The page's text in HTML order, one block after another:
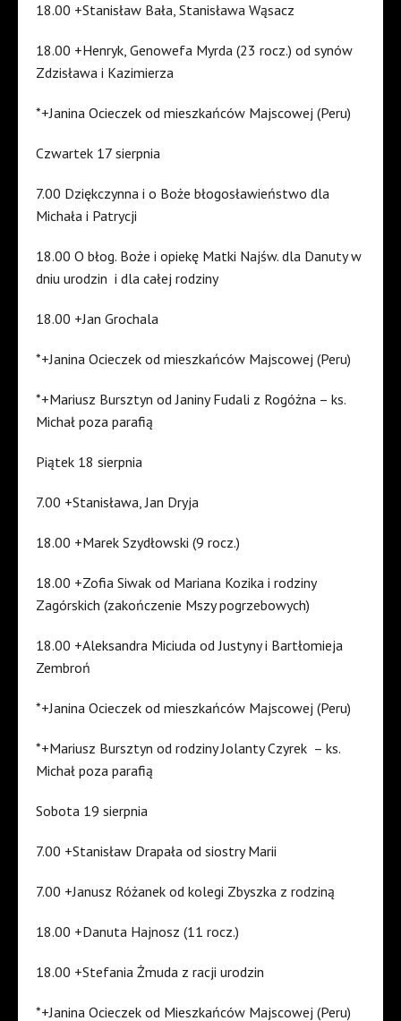
18.00 +Stanisław Bała, Stanisława Wąsacz
18.00 +Henryk, Genowefa Myrda (23 rocz.) od synów
Zdzisława i Kazimierza
*+Janina Ocieczek od mieszkańców Majscowej (Peru)
Czwartek 17 sierpnia
7.00 Dziękczynna i o Boże błogosławieństwo dla
Michała i Patrycji
18.00 O błog. Boże i opiekę Matki Najśw. dla Danuty w
dniu urodzin i dla całej rodziny
18.00 +Jan Grochala
*+Janina Ocieczek od mieszkańców Majscowej (Peru)
*+Mariusz Bursztyn od Janiny Fudali z Rogóżna – ks.
Michał poza parafią
Piątek 18 sierpnia
7.00 +Stanisława, Jan Dryja
18.00 +Marek Szydłowski (9 rocz.)
18.00 +Zofia Siwak od Mariana Kozika i rodziny
Zagórskich (zakończenie Mszy pogrzebowych)
18.00 +Aleksandra Miciuda od Justyny i Bartłomieja
Zembroń
*+Janina Ocieczek od mieszkańców Majscowej (Peru)
*+Mariusz Bursztyn od rodziny Jolanty Czyrek – ks.
Michał poza parafią
Sobota 19 sierpnia
7.00 +Stanisław Drapała od siostry Marii
7.00 +Janusz Różanek od kolegi Zbyszka z rodziną
18.00 +Danuta Hajnosz (11 rocz.)
18.00 +Stefania Żmuda z racji urodzin
*+Janina Ocieczek od Mieszkańców Majscowej (Peru)